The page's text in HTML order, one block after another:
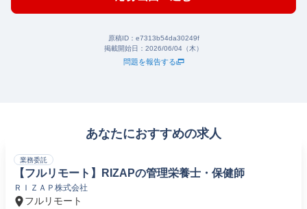
原稿ID： e7313b54da30249f
掲載開始日： 2026/06/04（木）
問題を報告する
あなたにおすすめの求人
業務委託
【フルリモート】RIZAPの管理栄養士・保健師
ＲＩＺＡＰ株式会社
フルリモート